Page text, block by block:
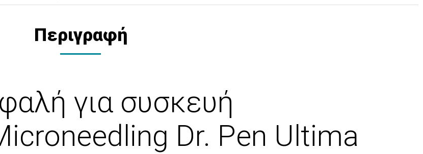
Περιγραφή
για συσκευή
Dr. Pen Ultima